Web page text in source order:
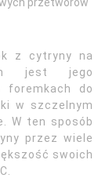
z cytryny na
jest jego
foremkach do
w szczelnym
W ten sposób
przez wiele
swoich